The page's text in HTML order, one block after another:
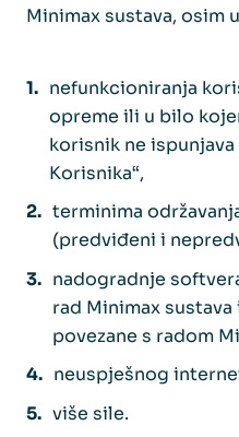
Minimax sustava, osim
nefunkcioniranja
opreme ili u bilo
korisnik ne
Korisnika“,
terminima
(predviđeni i
nadogradnje
rad Minimax
povezane s radom
neuspješnog
više sile.